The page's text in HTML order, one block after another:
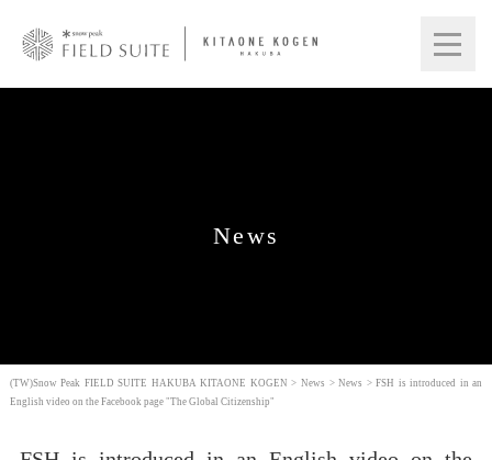
News
(TW)Snow Peak FIELD SUITE HAKUBA KITAONE KOGEN >News >News >FSH is introduced in an
English video on the Facebook page "The Global Citizenship"